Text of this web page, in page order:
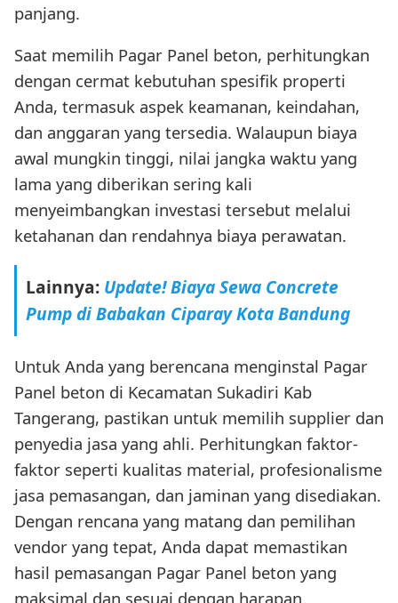
panjang.
Saat memilih Pagar Panel beton, perhitungkan
dengan cermat kebutuhan spesifik properti
Anda, termasuk aspek keamanan, keindahan,
dan anggaran yang tersedia. Walaupun biaya
awal mungkin tinggi, nilai jangka waktu yang
lama yang diberikan sering kali
menyeimbangkan investasi tersebut melalui
ketahanan dan rendahnya biaya perawatan.
Lainnya: Update! Biaya Sewa Concrete
Pump di Babakan Ciparay Kota Bandung
Untuk Anda yang berencana menginstal Pagar
Panel beton di Kecamatan Sukadiri Kab
Tangerang, pastikan untuk memilih supplier dan
penyedia jasa yang ahli. Perhitungkan faktor-
faktor seperti kualitas material, profesionalisme
jasa pemasangan, dan jaminan yang disediakan.
Dengan rencana yang matang dan pemilihan
vendor yang tepat, Anda dapat memastikan
hasil pemasangan Pagar Panel beton yang
maksimal dan sesuai dengan harapan.